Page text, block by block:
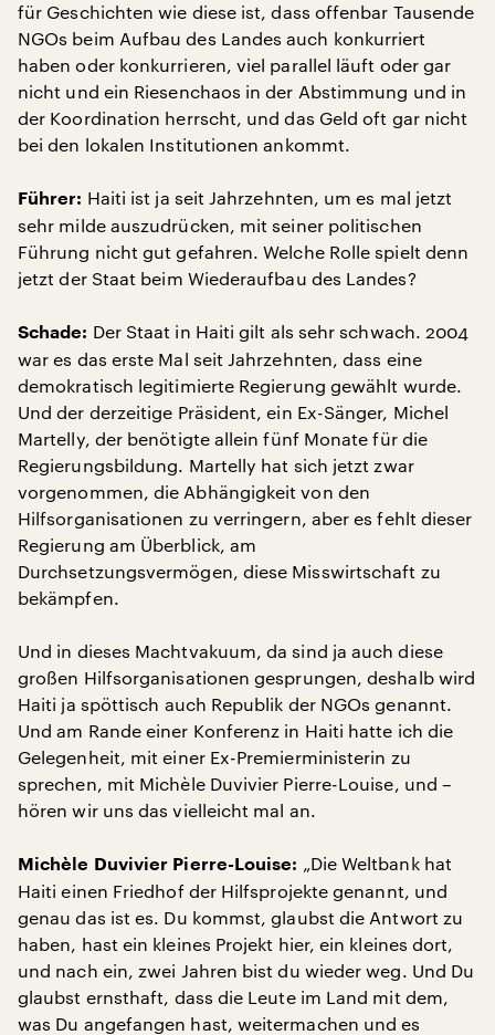
für Geschichten wie diese ist, dass offenbar Tausende
NGOs beim Aufbau des Landes auch konkurriert
haben oder konkurrieren, viel parallel läuft oder gar
nicht und ein Riesenchaos in der Abstimmung und in
der Koordination herrscht, und das Geld oft gar nicht
bei den lokalen Institutionen ankommt.
Führer: Haiti ist ja seit Jahrzehnten, um es mal jetzt
sehr milde auszudrücken, mit seiner politischen
Führung nicht gut gefahren. Welche Rolle spielt denn
jetzt der Staat beim Wiederaufbau des Landes?
Schade: Der Staat in Haiti gilt als sehr schwach. 2004
war es das erste Mal seit Jahrzehnten, dass eine
demokratisch legitimierte Regierung gewählt wurde.
Und der derzeitige Präsident, ein Ex-Sänger, Michel
Martelly, der benötigte allein fünf Monate für die
Regierungsbildung. Martelly hat sich jetzt zwar
vorgenommen, die Abhängigkeit von den
Hilfsorganisationen zu verringern, aber es fehlt dieser
Regierung am Überblick, am
Durchsetzungsvermögen, diese Misswirtschaft zu
bekämpfen.
Und in dieses Machtvakuum, da sind ja auch diese
großen Hilfsorganisationen gesprungen, deshalb wird
Haiti ja spöttisch auch Republik der NGOs genannt.
Und am Rande einer Konferenz in Haiti hatte ich die
Gelegenheit, mit einer Ex-Premierministerin zu
sprechen, mit Michèle Duvivier Pierre-Louise, und –
hören wir uns das vielleicht mal an.
Michèle Duvivier Pierre-Louise: „Die Weltbank hat
Haiti einen Friedhof der Hilfsprojekte genannt, und
genau das ist es. Du kommst, glaubst die Antwort zu
haben, hast ein kleines Projekt hier, ein kleines dort,
und nach ein, zwei Jahren bist du wieder weg. Und Du
glaubst ernsthaft, dass die Leute im Land mit dem,
was Du angefangen hast, weitermachen und es